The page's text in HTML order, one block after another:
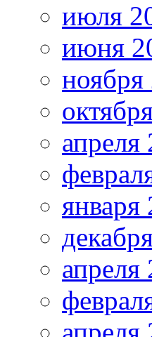
июля
июня
ноября
апреля
января
апреля